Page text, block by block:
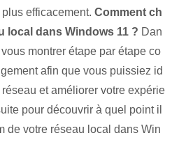
efficacement. Comment ch
local dans Windows 11 ? Dan
montrer étape par étape co
afin que vous puissiez id
et améliorer votre expérie
pour découvrir à quel point il
de votre réseau local dans Win